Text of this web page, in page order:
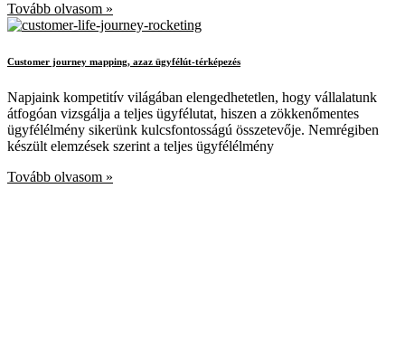
Tovább olvasom »
Customer journey mapping, azaz ügyfélút-térképezés
Napjaink kompetitív világában elengedhetetlen, hogy vállalatunk
átfogóan vizsgálja a teljes ügyfélutat, hiszen a zökkenőmentes
ügyfélélmény sikerünk kulcsfontosságú összetevője. Nemrégiben
készült elemzések szerint a teljes ügyfélélmény
Tovább olvasom »